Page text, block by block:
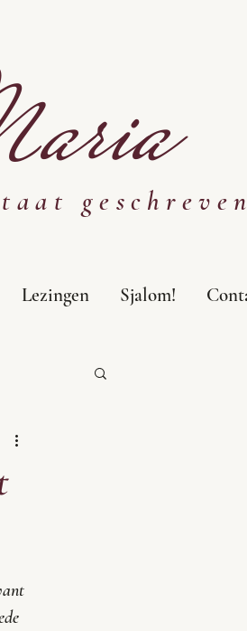
Lezingen Sjalom!